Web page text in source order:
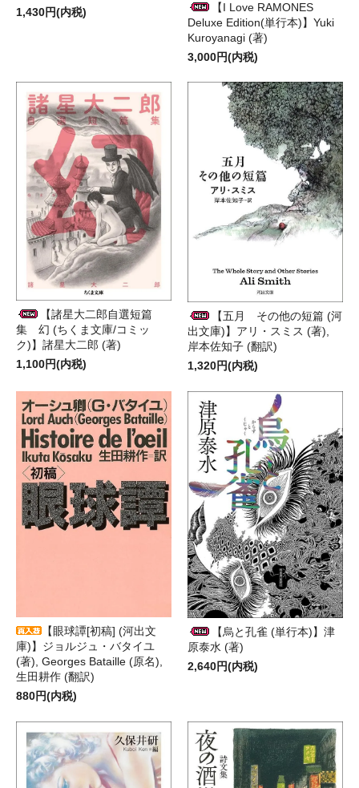
1,430円(内税)
【I Love RAMONES
Deluxe Edition(単行本)】Yuki
Kuroyanagi (著)
3,000円(内税)
【諸星大二郎自選短篇
集 幻 (ちくま文庫/コミッ
ク)】諸星大二郎 (著)
1,100円(内税)
【五月 その他の短篇 (河
出文庫)】アリ・スミス (著),
岸本佐知子 (翻訳)
1,320円(内税)
【眼球譚[初稿] (河出文
庫)】ジョルジュ・バタイユ
(著), Georges Bataille (原名),
生田耕作 (翻訳)
880円(内税)
【烏と孔雀 (単行本)】津
原泰水 (著)
2,640円(内税)